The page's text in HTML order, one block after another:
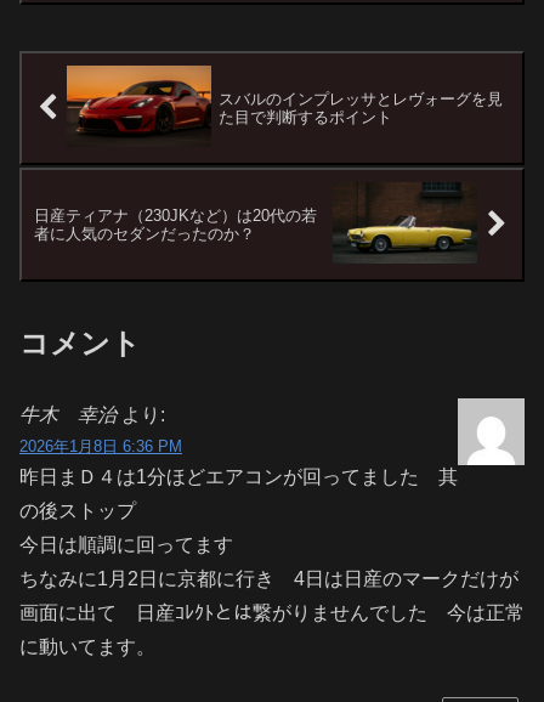
スバルのインプレッサとレヴォーグを見
た目で判断するポイント
日産ティアナ（230JKなど）は20代の若
者に人気のセダンだったのか？
コメント
牛木 幸治 より:
2026年1月8日 6:36 PM
昨日まＤ４は1分ほどエアコンが回ってました 其
の後ストップ
今日は順調に回ってます
ちなみに1月2日に京都に行き 4日は日産のマークだけが
画面に出て 日産ｺﾚｸﾄとは繋がりませんでした 今は正常
に動いてます。